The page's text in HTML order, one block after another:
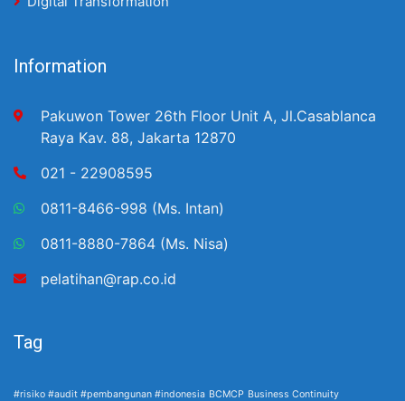
Information
Pakuwon Tower 26th Floor Unit A, Jl.Casablanca
Raya Kav. 88, Jakarta 12870
021 - 22908595
0811-8466-998 (Ms. Intan)
0811-8880-7864 (Ms. Nisa)
pelatihan@rap.co.id
Tag
#risiko #audit #pembangunan #indonesia BCMCP Business Continuity